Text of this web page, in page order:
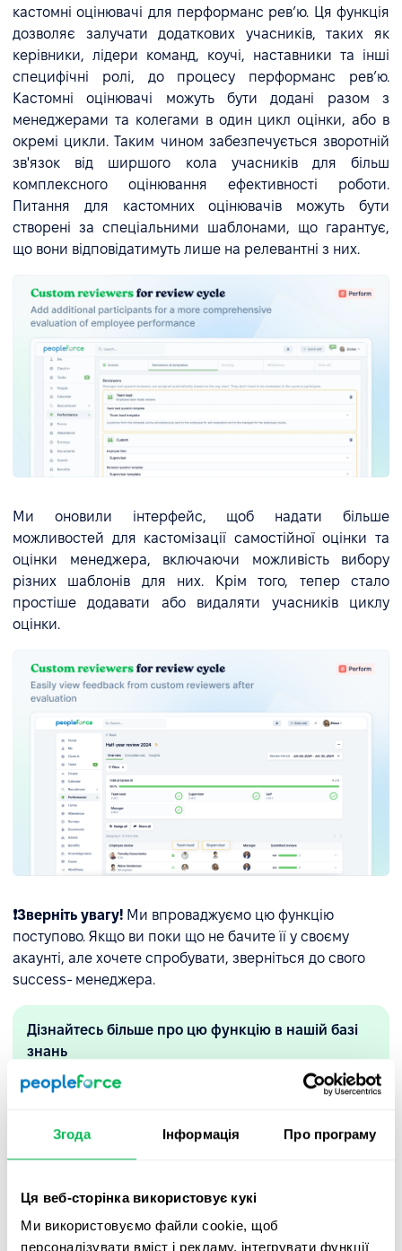
Згода Інформація Про програму
Ця веб-сторінка використовує кукі
Ми використовуємо файли cookie, щоб
персоналізувати вміст і рекламу, інтегрувати функції
кастомні оцінювачі для перформанс ревʼю. Ця функція
дозволяє залучати додаткових учасників, таких як
керівники, лідери команд, коучі, наставники та інші
специфічні ролі, до процесу перформанс ревʼю.
Кастомні оцінювачі можуть бути додані разом з
менеджерами та колегами в один цикл оцінки, або в
окремі цикли. Таким чином забезпечується зворотній
зв'язок від ширшого кола учасників для більш
комплексного оцінювання ефективності роботи.
Питання для кастомних оцінювачів можуть бути
створені за спеціальними шаблонами, що гарантує,
що вони відповідатимуть лише на релевантні з них.
Ми оновили інтерфейс, щоб надати більше
можливостей для кастомізації самостійної оцінки та
оцінки менеджера, включаючи можливість вибору
різних шаблонів для них. Крім того, тепер стало
простіше додавати або видаляти учасників циклу
оцінки.
❗Зверніть увагу! Ми впроваджуємо цю функцію
поступово. Якщо ви поки що не бачите її у своєму
акаунті, але хочете спробувати, зверніться до свого
success- менеджера.
Дізнайтесь більше про цю функцію в нашій базі
знань
Дізнатись більше
нашій
базі знань PeopleForce
Якщо у вас виникнуть додаткові запитання про нові
функції, звертайтеся безпосередньо до вашого